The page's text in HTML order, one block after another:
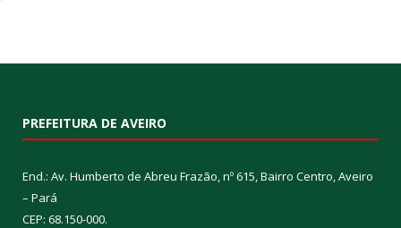
PREFEITURA DE AVEIRO
End.: Av. Humberto de Abreu Frazão, nº 615, Bairro Centro, Aveiro
– Pará
CEP: 68.150-000.